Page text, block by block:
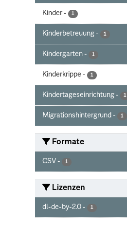
Kinder - 1
Kinderbetreuung - 1
Kindergarten - 1
Kinderkrippe - 1
Kindertageseinrichtung - 1
Migrationshintergrund - 1
Formate
CSV - 1
Lizenzen
dl-de-by-2.0 - 1